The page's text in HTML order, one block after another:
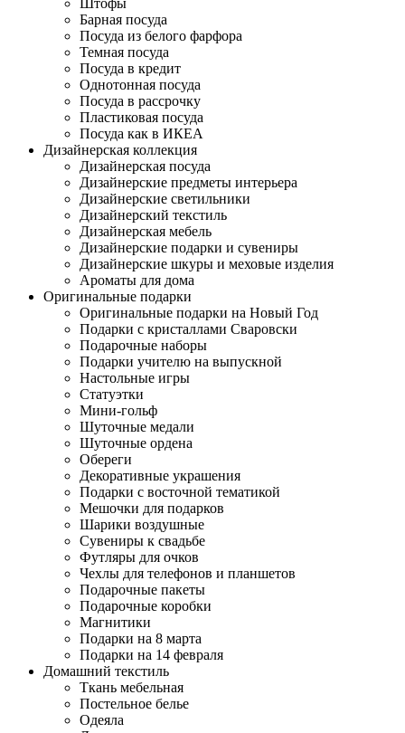
Штофы
Барная посуда
Посуда из белого фарфора
Темная посуда
Посуда в кредит
Однотонная посуда
Посуда в рассрочку
Пластиковая посуда
Посуда как в ИКЕА
Дизайнерская коллекция
Дизайнерская посуда
Дизайнерские предметы интерьера
Дизайнерские светильники
Дизайнерский текстиль
Дизайнерская мебель
Дизайнерские подарки и сувениры
Дизайнерские шкуры и меховые изделия
Ароматы для дома
Оригинальные подарки
Оригинальные подарки на Новый Год
Подарки с кристаллами Сваровски
Подарочные наборы
Подарки учителю на выпускной
Настольные игры
Статуэтки
Мини-гольф
Шуточные медали
Шуточные ордена
Обереги
Декоративные украшения
Подарки с восточной тематикой
Мешочки для подарков
Шарики воздушные
Сувениры к свадьбе
Футляры для очков
Чехлы для телефонов и планшетов
Подарочные пакеты
Подарочные коробки
Магнитики
Подарки на 8 марта
Подарки на 14 февраля
Домашний текстиль
Ткань мебельная
Постельное белье
Одеяла